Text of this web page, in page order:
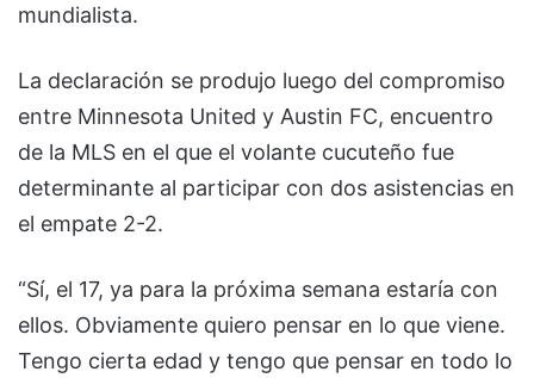
mundialista.
La declaración se produjo luego del compromiso
entre Minnesota United y Austin FC, encuentro
de la MLS en el que el volante cucuteño fue
determinante al participar con dos asistencias en
el empate 2-2.
“Sí, el 17, ya para la próxima semana estaría con
ellos. Obviamente quiero pensar en lo que viene.
Tengo cierta edad y tengo que pensar en todo lo